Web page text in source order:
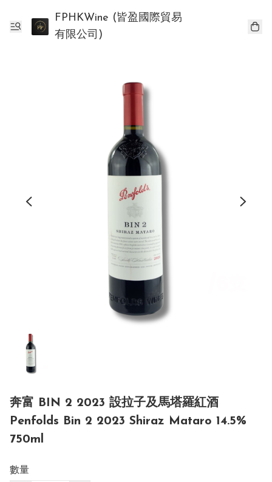
FPHKWine (皆盈國際貿易
有限公司)
奔富 BIN 2 2023 設拉子及馬塔羅紅酒
Penfolds Bin 2 2023 Shiraz Mataro 14.5%
750ml
數量